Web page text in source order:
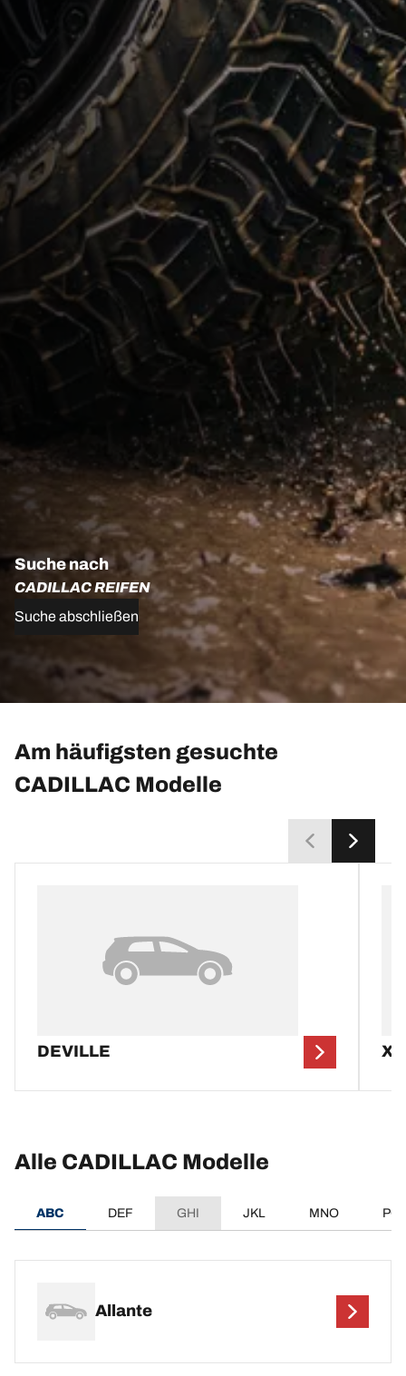
Suche nach
CADILLAC REIFEN
Suche abschließen
Am häufigsten gesuchte
CADILLAC Modelle
DEVILLE
Alle CADILLAC Modelle
ABC DEF GHI JKL MNO
Allante